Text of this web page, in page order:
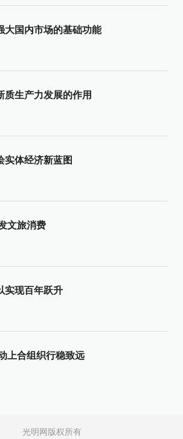
大国内市场的基础功能
质生产力发展的作用
实体经济新蓝图
文旅消费
实现百年跃升
上合组织行稳致远
光明网版权所有